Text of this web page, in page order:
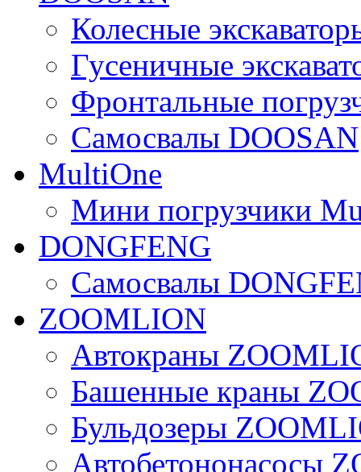
Колесные
Гусеничные
Фронтальные
Самосвалы DOOSAN
MultiOne
Мини погрузчики
DONGFENG
Самосвалы
ZOOMLION
Автокраны
Башенные краны
Бульдозеры
Автобетононасосы